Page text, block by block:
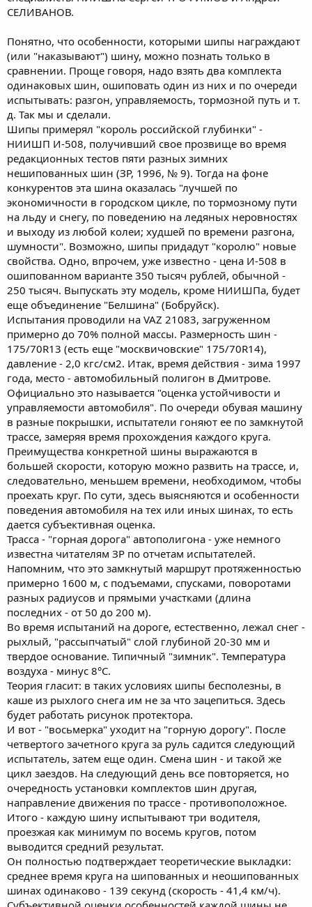
СЕЛИВАНОВ.
Понятно, что особенности, которыми шипы награждают
(или "наказывают") шину, можно познать только в
сравнении. Проще говоря, надо взять два комплекта
одинаковых шин, ошиповать один из них и по очереди
испытывать: разгон, управляемость, тормозной путь и т.
д. Так мы и сделали.
Шипы примерял "король российской глубинки" -
НИИШП И-508, получивший свое прозвище во время
редакционных тестов пяти разных зимних
нешипованных шин (ЗР, 1996, № 9). Тогда на фоне
конкурентов эта шина оказалась "лучшей по
экономичности в городском цикле, по тормозному пути
на льду и снегу, по поведению на ледяных неровностях
и выходу из любой колеи; худшей по времени разгона,
шумности". Возможно, шипы придадут "королю" новые
свойства. Одно, впрочем, уже известно - цена И-508 в
ошипованном варианте 350 тысяч рублей, обычной -
250 тысяч. Выпускать эту модель, кроме НИИШПа, будет
еще объединение "Белшина" (Бобруйск).
Испытания проводили на VAZ 21083, загруженном
примерно до 70% полной массы. Размерность шин -
175/70R13 (есть еще "москвичовские" 175/70R14),
давление - 2,0 кгс/см2. Итак, время действия - зима 1997
года, место - автомобильный полигон в Дмитрове.
Официально это называется "оценка устойчивости и
управляемости автомобиля". По очереди обувая машину
в разные покрышки, испытатели гоняют ее по замкнутой
трассе, замеряя время прохождения каждого круга.
Преимущества конкретной шины выражаются в
большей скорости, которую можно развить на трассе, и,
следовательно, меньшем времени, необходимом, чтобы
проехать круг. По сути, здесь выясняются и особенности
поведения автомобиля на тех или иных шинах, то есть
дается субъективная оценка.
Трасса - "горная дорога" автополигона - уже немного
известна читателям ЗР по отчетам испытателей.
Напомним, что это замкнутый маршрут протяженностью
примерно 1600 м, с подъемами, спусками, поворотами
разных радиусов и прямыми участками (длина
последних - от 50 до 200 м).
Во время испытаний на дороге, естественно, лежал снег -
рыхлый, "рассыпчатый" слой глубиной 20-30 мм и
твердое основание. Типичный "зимник". Температура
воздуха - минус 8°С.
Теория гласит: в таких условиях шипы бесполезны, в
каше из рыхлого снега им не за что зацепиться. Здесь
будет работать рисунок протектора.
И вот - "восьмерка" уходит на "горную дорогу". После
четвертого зачетного круга за руль садится следующий
испытатель, затем еще один. Смена шин - и такой же
цикл заездов. На следующий день все повторяется, но
очередность установки комплектов шин другая,
направление движения по трассе - противоположное.
Итого - каждую шину испытывают три водителя,
проезжая как минимум по восемь кругов, потом
выводится средний результат.
Он полностью подтверждает теоретические выкладки:
среднее время круга на шипованных и неошипованных
шинах одинаково - 139 секунд (скорость - 41,4 км/ч).